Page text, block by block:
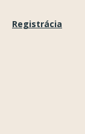
Registrácia